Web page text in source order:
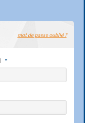
mot de passe oublié ?
*